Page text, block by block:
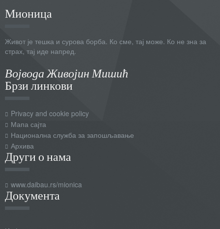
Мионица
Живот је тешка и сурова борба. Ко сме, тај може. Ко не зна за
страх, тај иде напред.
Војвода Живојин Мишић
Брзи линкови
Privacy and cookie policy
Мапа сајта
Национална служба за запошљавање
Архива
Други о нама
www.daibau.rs/mionica
Документа